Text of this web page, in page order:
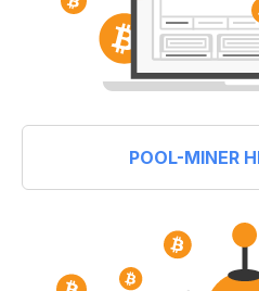
POOL-MINER